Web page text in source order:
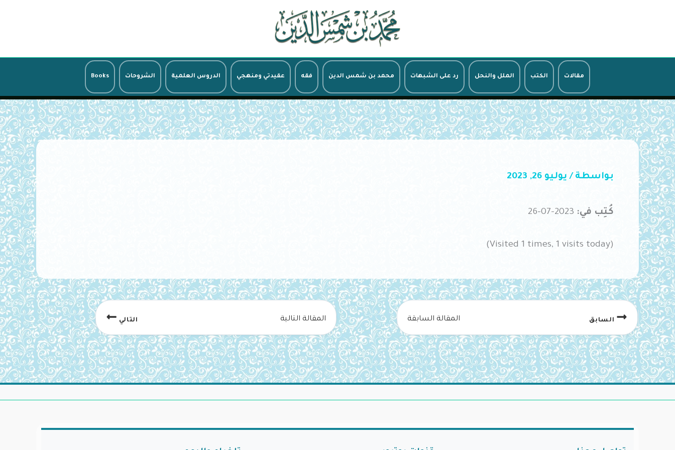
مقالات الكتب الملل والنحل رد على الشبهات محمد بن شمس الدين فقه عقيدتي ومنهجي الدروس العلمية الشروحات Books
بواسطة / يوليو 26, 2023
كُتِب في: 2023-07-26
(Visited 1 times, 1 visits today)
السابق المقالة السابقة التالي المقالة التالية